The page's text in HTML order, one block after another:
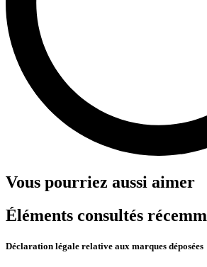
Vous pourriez aussi aimer
Éléments consultés
Déclaration légale relative aux marques déposées